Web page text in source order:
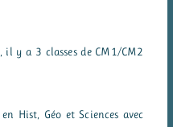
il y a 3 classes de CM1/CM2
Hist, Géo et Sciences avec